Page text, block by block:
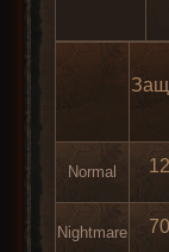
Normal
Nightmare